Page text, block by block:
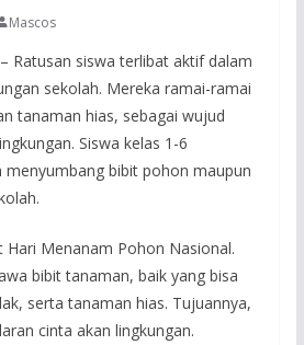
Mascos
Ratusan siswa terlibat aktif dalam
sekolah. Mereka ramai-ramai
tanaman hias, sebagai wujud
Siswa kelas 1-6
menyumbang bibit pohon maupun
Hari Menanam Pohon Nasional.
bibit tanaman, baik yang bisa
serta tanaman hias. Tujuannya,
cinta akan lingkungan.